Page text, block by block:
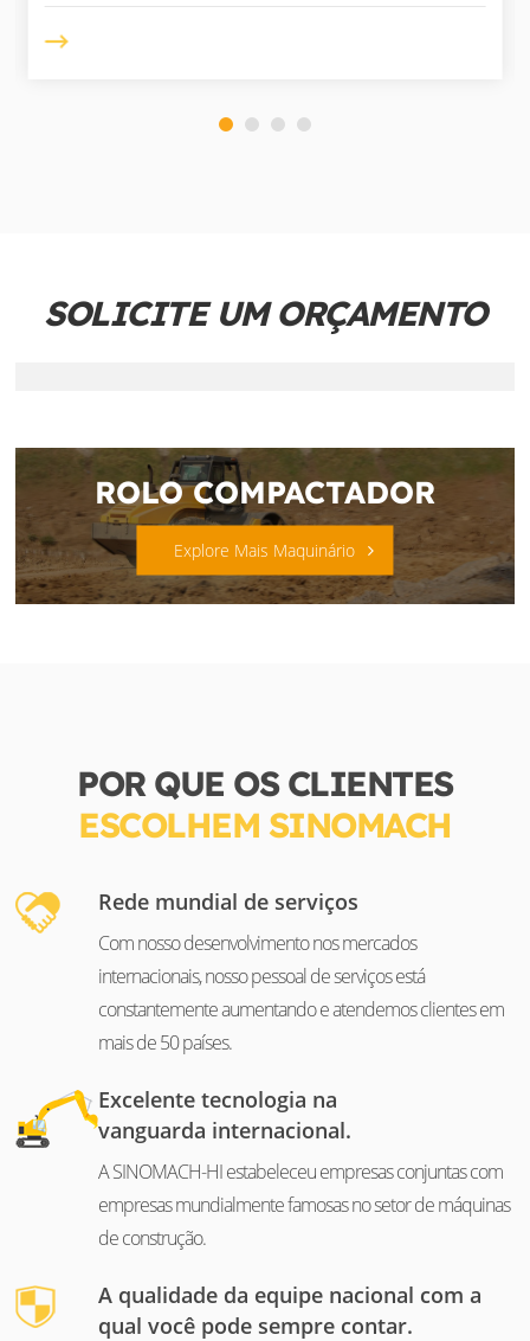
SOLICITE UM ORÇAMENTO
ROLO COMPACTADOR
Explore Mais Maquinário
POR QUE OS CLIENTES
ESCOLHEM SINOMACH
Rede mundial de serviços
Com nosso desenvolvimento nos mercados
internacionais, nosso pessoal de serviços está
constantemente aumentando e atendemos clientes em
mais de 50 países.
Excelente tecnologia na
vanguarda internacional.
A SINOMACH-HI estabeleceu empresas conjuntas com
empresas mundialmente famosas no setor de máquinas
de construção.
A qualidade da equipe nacional com a
qual você pode sempre contar.